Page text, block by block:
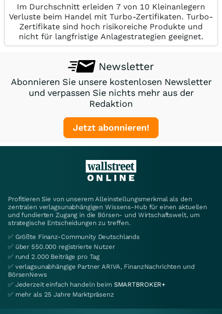
Im Durchschnitt erleiden 7 von 10 Kleinanlegern
Verluste beim Handel mit Turbo-Zertifikaten. Turbo-
Zertifikate sind hoch risikoreiche Produkte und
nicht für langfristige Anlagestrategien geeignet.
Newsletter
Abonnieren Sie unsere kostenlosen Newsletter
und verpassen Sie nichts mehr aus der
Redaktion
Jetzt abonnieren!
Profitieren Sie von unserem Alleinstellungsmerkmal als den
zentralen verlagsunabhängigen Wissens-Hub für einen aktuellen
und fundierten Zugang in die Börsen- und Wirtschaftswelt, um
strategische Entscheidungen zu treffen.
✅ Größte Finanz-Community Deutschlands
✅ über 550.000 registrierte Nutzer
✅ rund 2.000 Beiträge pro Tag
✅ verlagsunabhängige Partner ARIVA, FinanzNachrichten und
BörsenNews
✅ Jederzeit einfach handeln beim SMARTBROKER+
✅ mehr als 25 Jahre Marktpräsenz